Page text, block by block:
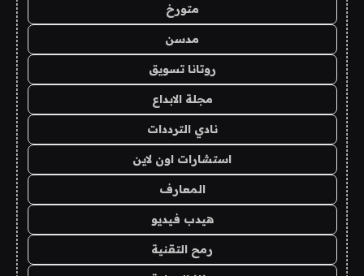
متورخ
مدسن
روتانا تسويق
مجلة الابداع
نادي الترددات
استشارات اون لاين
المعارف
هيدب فيديو
رمح التقنية